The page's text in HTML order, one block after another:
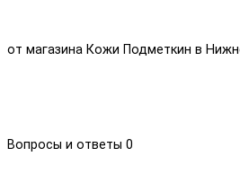
от магазина Кожи Подметкин в
Вопросы и ответы 0